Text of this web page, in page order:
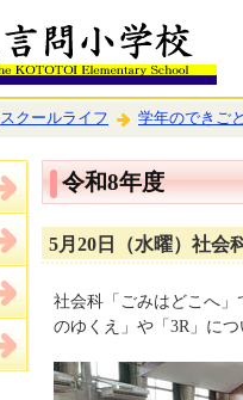
スクールライフ 学年のできご
令和8年度
5月20日（水曜）社会
社会科「ごみはどこへ
のゆくえ」や「3R」に